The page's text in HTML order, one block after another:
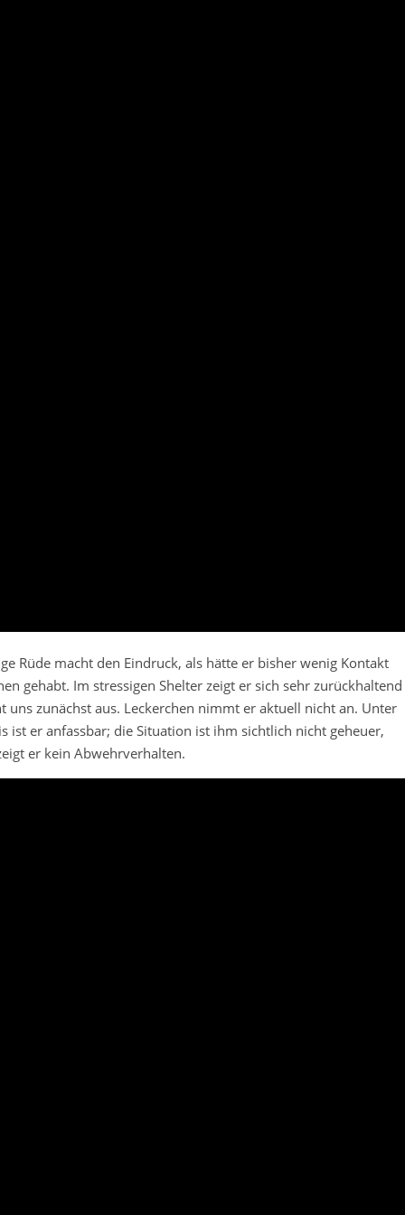
Rüde macht den Eindruck, als hätte er bisher wenig Kontakt
gehabt. Im stressigen Shelter zeigt er sich sehr zurückhaltend
uns zunächst aus. Leckerchen nimmt er aktuell nicht an. Unter
ist er anfassbar; die Situation ist ihm sichtlich nicht geheuer,
er kein Abwehrverhalten.